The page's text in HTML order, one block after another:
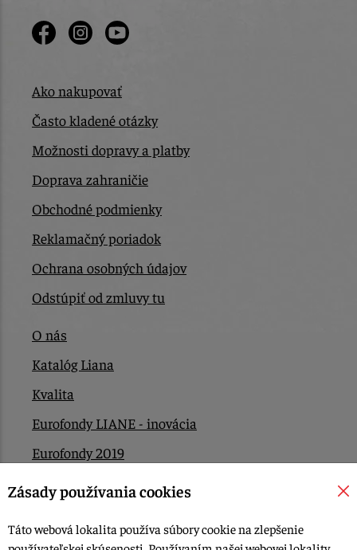
Ako nakupovať
Často kladené otázky
Možnosti dopravy a platby
Doprava zahraničie
Obchodné podmienky
Reklamačný poriadok
Ochrana osobných údajov
Odstúpiť od zmluvy tu
O nás
Katalóg Liana
Kvalita
Eurofondy LIANE - inovácia
Eurofondy 2019
Eurofondy 2022/2023
Kontakt
Zásady používania cookies
Táto webová lokalita používa súbory cookie na zlepšenie